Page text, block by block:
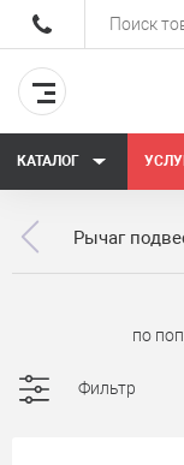
КАТАЛОГ
Рычаг
Фильтр